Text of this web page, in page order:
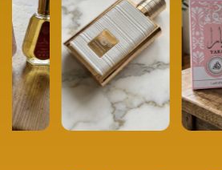
Topnoten:
speculooskruiden,
Hartnoten:koffie, vanillecrème
Basisnoten:tonkaboon,
Type:
Eau de Parfum
Inhoud:100 ml